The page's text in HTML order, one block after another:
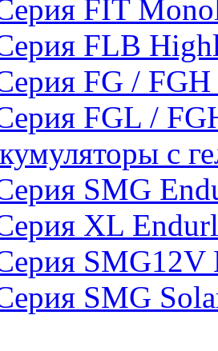
FIT
FLB
FG /
FGL /
с
SMG
XL
SMG12V
SMG